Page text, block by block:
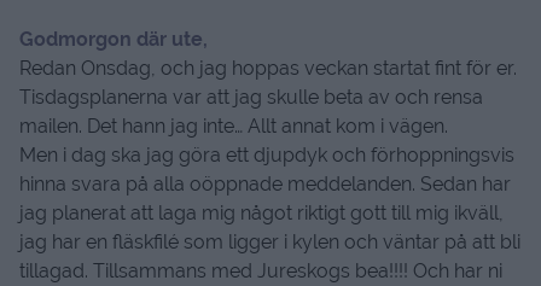
Godmorgon där ute,
Redan Onsdag, och jag hoppas veckan startat fint för er.
Tisdagsplanerna var att jag skulle beta av och rensa
mailen. Det hann jag inte… Allt annat kom i vägen.
Men i dag ska jag göra ett djupdyk och förhoppningsvis
hinna svara på alla oöppnade meddelanden. Sedan har
jag planerat att laga mig något riktigt gott till mig ikväll,
jag har en fläskfilé som ligger i kylen och väntar på att bli
tillagad. Tillsammans med Jureskogs bea!!!! Och har ni